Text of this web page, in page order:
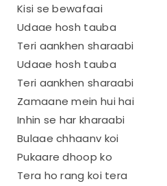
Kisi se bewafaai
Udaae hosh tauba
Teri aankhen sharaabi
Udaae hosh tauba
Teri aankhen sharaabi
Zamaane mein hui hai
Inhin se har kharaabi
Bulaae chhaanv koi
Pukaare dhoop ko
Tera ho rang koi tera